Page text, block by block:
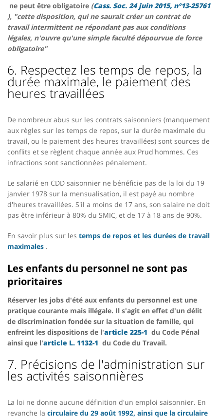
ne peut être obligatoire (Cass. Soc. 24 juin 2015, n°13-25761
), "cette disposition, qui ne saurait créer un contrat de
travail intermittent ne répondant pas aux conditions
légales, n'ouvre qu'une simple faculté dépourvue de force
obligatoire"
6. Respectez les temps de repos, la
durée maximale, le paiement des
heures travaillées
De nombreux abus sur les contrats saisonniers (manquement
aux règles sur les temps de repos, sur la durée maximale du
travail, ou le paiement des heures travaillées) sont sources de
conflits et se règlent chaque année aux Prud'hommes. Ces
infractions sont sanctionnées pénalement.
Le salarié en CDD saisonnier ne bénéficie pas de la loi du 19
janvier 1978 sur la mensualisation, il est payé au nombre
d'heures travaillées. S'il a moins de 17 ans, son salaire ne doit
pas être inférieur à 80% du SMIC, et de 17 à 18 ans de 90%.
En savoir plus sur les temps de repos et les durées de travail
maximales .
Les enfants du personnel ne sont pas
prioritaires
Réserver les jobs d'été aux enfants du personnel est une
pratique courante mais illégale. Il s'agit en effet d'un délit
de discrimination fondée sur la situation de famille, qui
enfreint les dispositions de l'article 225-1 du Code Pénal
ainsi que l'article L. 1132-1 du Code du Travail.
7. Précisions de l'administration sur
les activités saisonnières
La loi ne donne aucune définition d'un emploi saisonnier. En
revanche la circulaire du 29 août 1992, ainsi que la circulaire